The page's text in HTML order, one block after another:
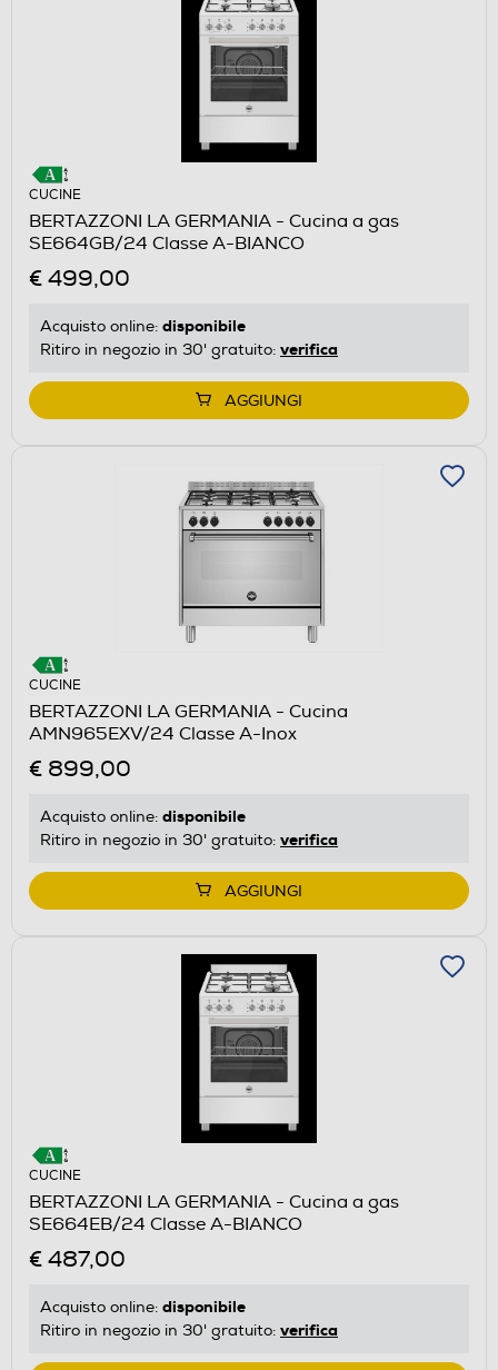
CUCINE
BERTAZZONI LA GERMANIA - Cucina a gas
SE664GB/24 Classe A-BIANCO
€ 499,00
Acquisto online: disponibile
Ritiro in negozio in 30' gratuito: verifica
AGGIUNGI
CUCINE
BERTAZZONI LA GERMANIA - Cucina
AMN965EXV/24 Classe A-Inox
€ 899,00
Acquisto online: disponibile
Ritiro in negozio in 30' gratuito: verifica
AGGIUNGI
CUCINE
BERTAZZONI LA GERMANIA - Cucina a gas
SE664EB/24 Classe A-BIANCO
€ 487,00
Acquisto online: disponibile
Ritiro in negozio in 30' gratuito: verifica